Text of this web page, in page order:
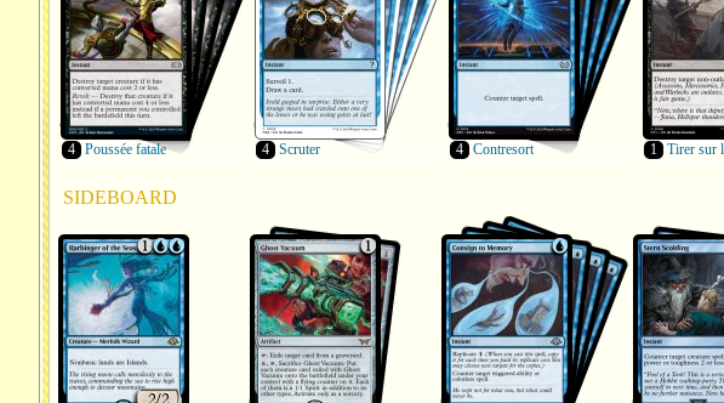
4 Poussée fatale 4 Scruter 4 Contresort 1 Tirer sur
SIDEBOARD